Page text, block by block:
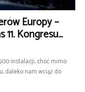
Europy –
Kongresu...
instalacji, choć mimo
daleko nam wciąż do